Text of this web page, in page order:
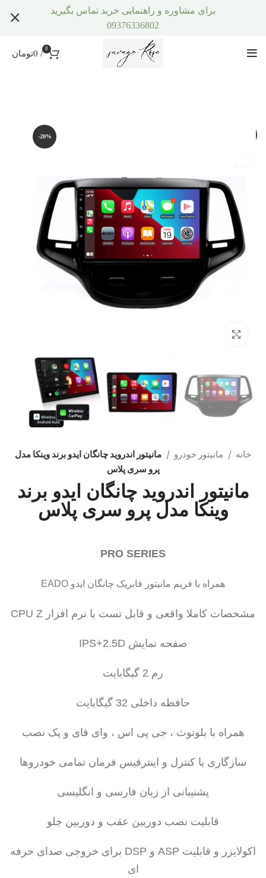
0
/
0تومان
-20%
خانه مانیتور خودرو
مانیتور اندروید چانگان ایدو برند وینکا مدل
پرو سری پلاس
مانیتور اندروید چانگان ایدو برند
وینکا مدل پرو سری پلاس
PRO SERIES
همراه با فریم مانیتور فابریک چانگان ایدو EADO
مشخصات کاملا واقعی و قابل تست با نرم افزار CPU Z
صفحه نمایش IPS+2.5D
رم 2 گیگابایت
حافظه داخلی 32 گیگابایت
همراه با بلوتوث ، جی پی اس ، وای فای و پک نصب
سازگاری با کنترل و اینترفیس فرمان تمامی خودروها
پشنیبانی از زبان فارسی و انگلیسی
قابلیت نصب دوربین عقب و دوربین جلو
اکولایزر و قابلیت ASP و DSP برای خروجی صدای حرفه
ای
برای مشاوره و راهنمایی خرید تماس بگیرید
09376336802